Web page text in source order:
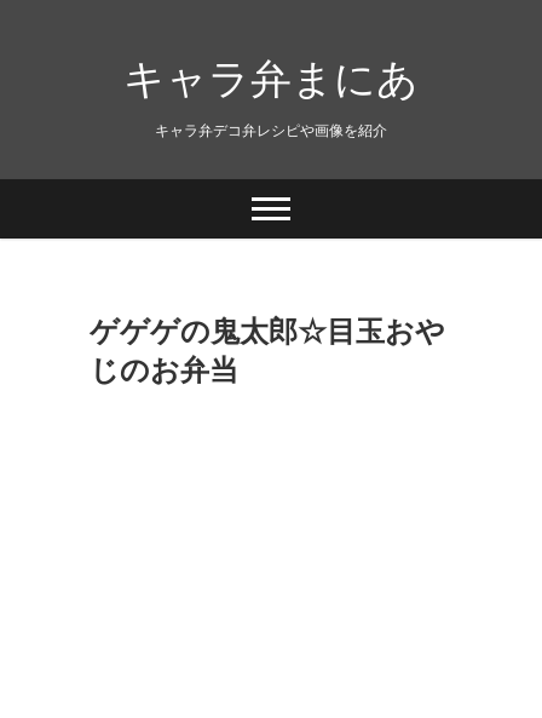
キャラ弁まにあ
キャラ弁デコ弁レシピや画像を紹介
ゲゲゲの鬼太郎☆目玉おや
じのお弁当